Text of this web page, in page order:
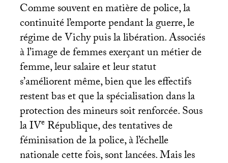
Comme souvent en matière de police, la
continuité l’emporte pendant la guerre, le
régime de Vichy puis la libération. Associés
à l’image de femmes exerçant un métier de
femme, leur salaire et leur statut
s’améliorent même, bien que les effectifs
restent bas et que la spécialisation dans la
protection des mineurs soit renforcée. Sous
laIVeRépublique, des tentatives de
féminisation de la police, à l’échelle
nationale cette fois, sont lancées. Mais les